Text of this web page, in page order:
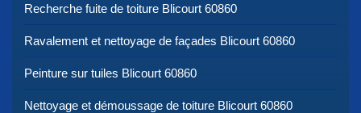
Recherche fuite de toiture Blicourt 60860
Ravalement et nettoyage de façades Blicourt 60860
Peinture sur tuiles Blicourt 60860
Nettoyage et démoussage de toiture Blicourt 60860